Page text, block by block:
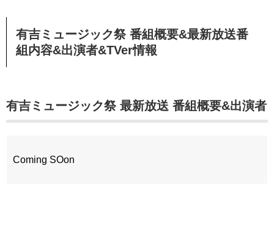
有吉ミュージック祭 番組概要&最新放送番
組内容&出演者&TVer情報
有吉ミュージック祭 最新放送 番組概要&出演者
Coming SOon